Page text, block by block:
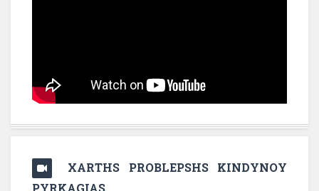
XARTHS PROBLEPSHS KINDYNOY